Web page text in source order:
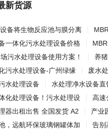
新货源
备将生物反应池与膜分离
一体化污水处理设备价格
污水处理设备使用方案！
养
污水处理设备-广州绿缘
废水
水处理设备
水处理净水设备
化处理设备！污水处理设
高速
器出租出售 全国发货 A2
产业
，远航环保玻璃钢罐体加
告别